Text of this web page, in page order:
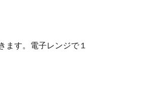
す。電子レンジで１